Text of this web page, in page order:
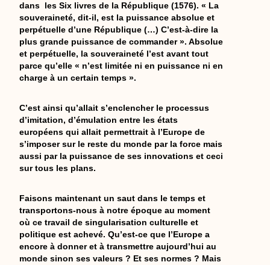
dans les Six livres de la République (1576). « La
souveraineté, dit-il, est la puissance absolue et
perpétuelle d’une République (…) C’est-à-dire la
plus grande puissance de commander ». Absolue
et perpétuelle, la souveraineté l’est avant tout
parce qu’elle « n’est limitée ni en puissance ni en
charge à un certain temps ».
C’est ainsi qu’allait s’enclencher le processus
d’imitation, d’émulation entre les états
européens qui allait permettrait à l’Europe de
s’imposer sur le reste du monde par la force mais
aussi par la puissance de ses innovations et ceci
sur tous les plans.
Faisons maintenant un saut dans le temps et
transportons-nous à notre époque au moment
où ce travail de singularisation culturelle et
politique est achevé. Qu’est-ce que l’Europe a
encore à donner et à transmettre aujourd’hui au
monde sinon ses valeurs ? Et ses normes ? Mais